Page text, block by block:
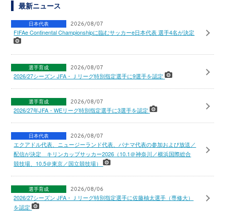
最新ニュース
日本代表 2026/08/07
FIFAe Continental Championshipに臨むサッカーe日本代表 選手4名が決定
選手育成 2026/08/07
2026/27シーズン JFA・Ｊリーグ特別指定選手に9選手を認定
選手育成 2026/08/07
2026/27年JFA・WEリーグ特別指定選手に3選手を認定
日本代表 2026/08/07
エクアドル代表、ニュージーランド代表、パナマ代表の参加および放送／
配信が決定 キリンカップサッカー2026（10.1＠神奈川／横浜国際総合
競技場、10.5＠東京／国立競技場）
選手育成 2026/08/06
2026/27シーズン JFA・Ｊリーグ特別指定選手に佐藤柚太選手（専修大）
を認定